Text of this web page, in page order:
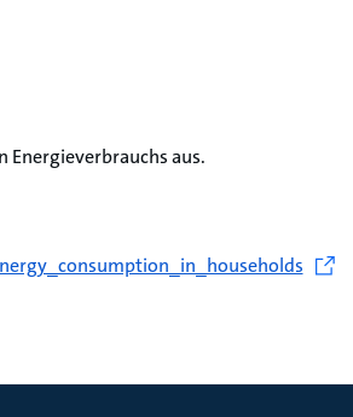
Energieverbrauchs aus.